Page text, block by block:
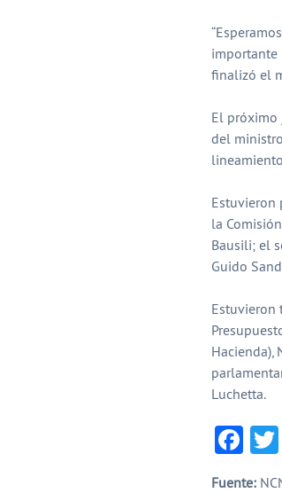
importante
finalizó el
El próximo
del
Estuvieron
la
Bausili; el
Guido
Estuvieron
Hacienda),
Luchetta.
Fuente: